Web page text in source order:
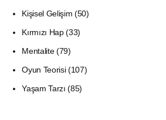
Kişisel Gelişim (50)
Kırmızı Hap(33)
Mentalite(79)
Oyun Teorisi(107)
Yaşam Tarzı (85)